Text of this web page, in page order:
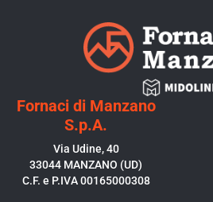
Fornaci di Manzano
S.p.A.
Via Udine, 40
33044 MANZANO (UD)
C.F. e P.IVA 00165000308